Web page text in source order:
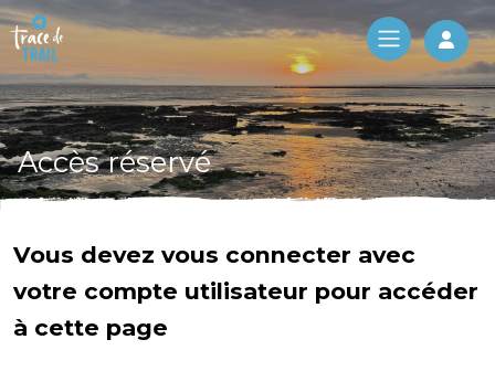
Log
Accès réservé
Vous devez vous connecter avec
votre compte utilisateur pour accéder
à cette page